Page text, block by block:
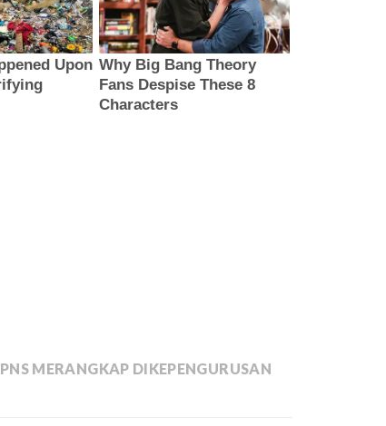
PNS MERANGKAP DIKEPENGURUSAN